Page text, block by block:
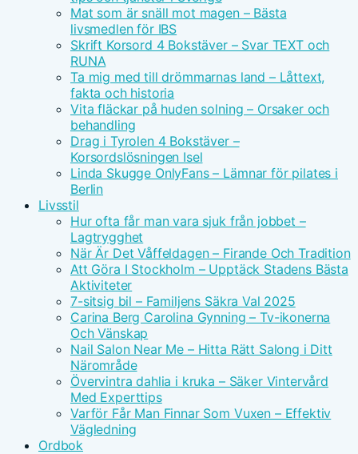
Mat som är snäll mot magen – Bästa
livsmedlen för IBS
Skrift Korsord 4 Bokstäver – Svar TEXT och
RUNA
Ta mig med till drömmarnas land – Låttext,
fakta och historia
Vita fläckar på huden solning – Orsaker och
behandling
Drag i Tyrolen 4 Bokstäver –
Korsordslösningen Isel
Linda Skugge OnlyFans – Lämnar för pilates i
Berlin
Livsstil
Hur ofta får man vara sjuk från jobbet –
Lagtrygghet
När Är Det Våffeldagen – Firande Och Tradition
Att Göra I Stockholm – Upptäck Stadens Bästa
Aktiviteter
7-sitsig bil – Familjens Säkra Val 2025
Carina Berg Carolina Gynning – Tv-ikonerna
Och Vänskap
Nail Salon Near Me – Hitta Rätt Salong i Ditt
Närområde
Övervintra dahlia i kruka – Säker Vintervård
Med Experttips
Varför Får Man Finnar Som Vuxen – Effektiv
Vägledning
Ordbok